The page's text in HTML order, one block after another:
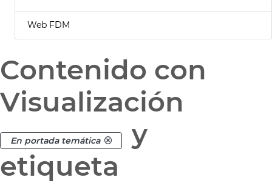
Web FDM
Contenido con
Visualización
En portada temática
y
etiqueta